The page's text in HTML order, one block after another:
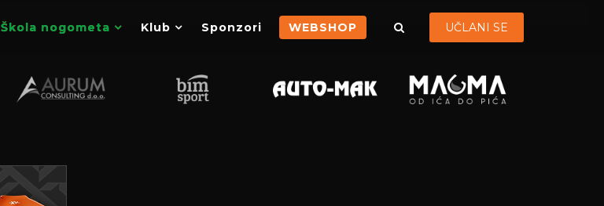
Škola nogometa Klub Sponzori WEBSHOP UČLANI SE